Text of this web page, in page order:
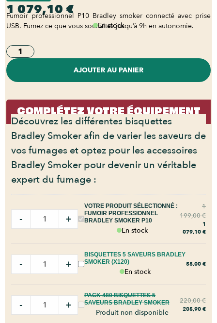
1 079,10 €
Fumoir professionnel P10 Bradley smoker connecté avec prise
USB. Fumez ce que vous souhaitez jusqu’à 9h en autonomie.
En stock
AJOUTER AU PANIER
COMPLÉTEZ VOTRE ÉQUIPEMENT
Découvrez les différentes bisquettes
Bradley Smoker afin de varier les saveurs de
vos fumages et optez pour les accessoires
Bradley Smoker pour devenir un véritable
expert du fumage :
VOTRE PRODUIT SÉLECTIONNÉ :
FUMOIR PROFESSIONNEL
BRADLEY SMOKER P10
En stock
- +
1
199,00€
1
079,10 €
BISQUETTES 5 SAVEURS BRADLEY
SMOKER (X120)
En stock
- + 55,00 €
PACK 480 BISQUETTES 5
SAVEURS BRADLEY SMOKER
Produit non disponible
- + 220,00€
205,90 €